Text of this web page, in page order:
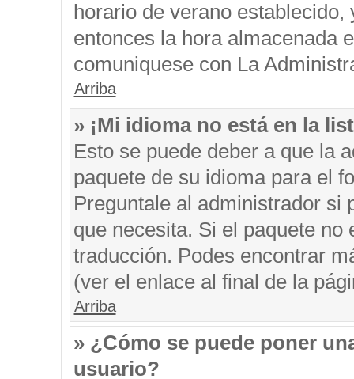
horario de verano
entonces la hora almacenada
comuniquese con La
Arriba
» ¡Mi idioma no está en la
Esto se puede deber a que la
paquete de su idioma para el
Preguntale al administrador si
que necesita. Si el paquete
traducción. Podes encontrar
(ver el enlace al final de la
Arriba
» ¿Cómo se puede poner
usuario?